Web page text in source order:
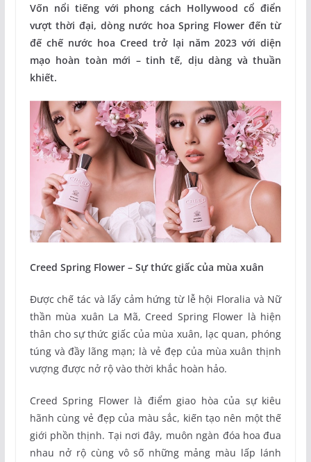
Vốn nổi tiếng với phong cách Hollywood cổ điển
vượt thời đại, dòng nước hoa Spring Flower đến từ
đế chế nước hoa Creed trở lại năm 2023 với diện
mạo hoàn toàn mới – tinh tế, dịu dàng và thuần
khiết.
Creed Spring Flower – Sự thức giấc của mùa xuân
Được chế tác và lấy cảm hứng từ lễ hội Floralia và Nữ
thần mùa xuân La Mã, Creed Spring Flower là hiện
thân cho sự thức giấc của mùa xuân, lạc quan, phóng
túng và đầy lãng mạn; là vẻ đẹp của mùa xuân thịnh
vượng được nở rộ vào thời khắc hoàn hảo.
Creed Spring Flower là điểm giao hòa của sự kiêu
hãnh cùng vẻ đẹp của màu sắc, kiến tạo nên một thế
giới phồn thịnh. Tại nơi đây, muôn ngàn đóa hoa đua
nhau nở rộ cùng vô số những mảng màu lấp lánh